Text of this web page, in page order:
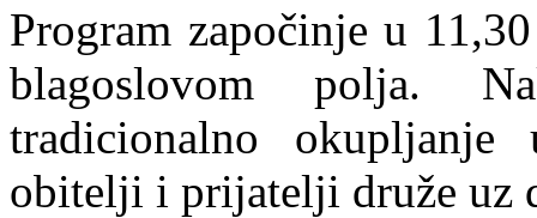
Program započinje u
blagoslovom polja.
tradicionalno
obitelji i prijatelji druže uz